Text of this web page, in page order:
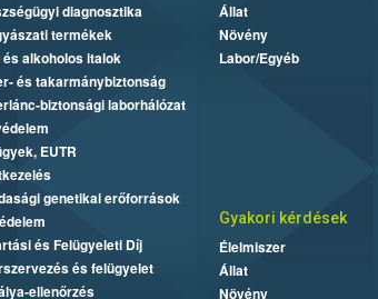
diagnosztika
termékek
alkoholos italok
és takarmánybiztonság
biztonsági laborhálózat
EUTR
genetikai erőforrások
és Felügyeleti Díj
és felügyelet
ellenőrzés
Állat
Növény
Labor/Egyéb
Gyakori kérdések
Élelmiszer
Állat
Növény